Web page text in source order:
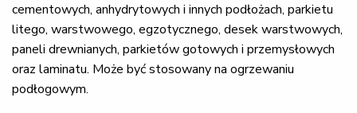
cementowych, anhydrytowych i innych podłożach, parkietu
litego, warstwowego, egzotycznego, desek warstwowych,
paneli drewnianych, parkietów gotowych i przemysłowych
oraz laminatu. Może być stosowany na ogrzewaniu
podłogowym.